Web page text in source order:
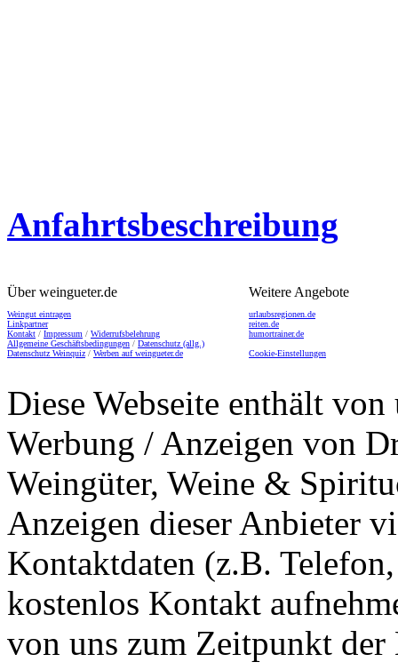
Anfahrtsbeschreibung
Über weingueter.de
Weingut eintragen
Linkpartner
Kontakt / Impressum / Widerrufsbelehrung
Allgemeine Geschäftsbedingungen / Datenschutz (allg.)
Datenschutz Weinquiz / Werben auf weingueter.de
Weitere Angebote
urlaubsregionen.de
reiten.de
humortrainer.de
Cookie-Einstellungen
Diese Webseite enthält
Werbung / Anzeigen von
Weingüter, Weine &
Anzeigen dieser Anbieter
Kontaktdaten (z.B.
kostenlos Kontakt
von uns zum Zeitpunkt